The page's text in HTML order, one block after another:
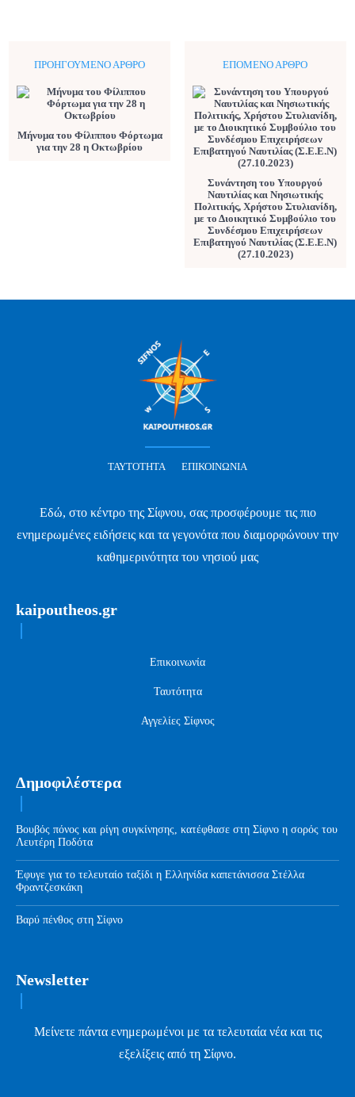
ΠΡΟΗΓΟΎΜΕΝΟ ΆΡΘΡΟ
Μήνυμα του Φίλιππου Φόρτωμα
για την 28 η Οκτωβρίου
ΕΠΌΜΕΝΟ ΆΡΘΡΟ
Συνάντηση του Υπουργού
Ναυτιλίας και Νησιωτικής
Πολιτικής, Χρήστου Στυλιανίδη,
με το Διοικητικό Συμβούλιο του
Συνδέσμου Επιχειρήσεων
Επιβατηγού Ναυτιλίας (Σ.Ε.Ε.Ν)
(27.10.2023)
ΤΑΥΤΌΤΗΤΑ ΕΠΙΚΟΙΝΩΝΊΑ
Εδώ, στο κέντρο της Σίφνου, σας προσφέρουμε τις πιο
ενημερωμένες ειδήσεις και τα γεγονότα που διαμορφώνουν την
καθημερινότητα του νησιού μας
kaipoutheos.gr
Επικοινωνία
Ταυτότητα
Αγγελίες Σίφνος
Δημοφιλέστερα
Βουβός πόνος και ρίγη συγκίνησης, κατέφθασε στη Σίφνο η σορός του
Λευτέρη Ποδότα
Έφυγε για το τελευταίο ταξίδι η Ελληνίδα καπετάνισσα Στέλλα
Φραντζεσκάκη
Βαρύ πένθος στη Σίφνο
Newsletter
Μείνετε πάντα ενημερωμένοι με τα τελευταία νέα και τις
εξελίξεις από τη Σίφνο.